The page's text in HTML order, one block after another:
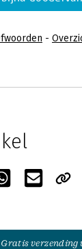
-
Gratis verzending